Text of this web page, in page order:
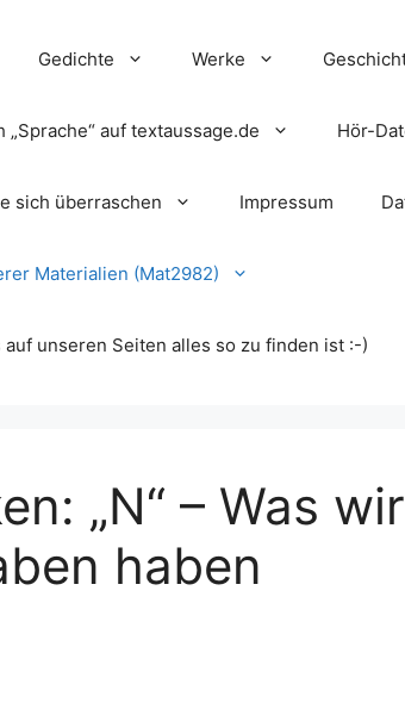
Gedichte Werke
„Sprache“ auf textaussage.de Hör-
sich überraschen Impressum
Materialien (Mat2982)
unseren Seiten alles so zu finden ist :-)
„N“ – Was wir
haben